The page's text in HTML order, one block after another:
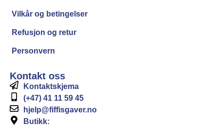
Vilkår og betingelser
Refusjon og retur
Personvern
Kontakt oss
Kontaktskjema
(+47) 41 11 59 45
hjelp@fiffisgaver.no
Butikk: